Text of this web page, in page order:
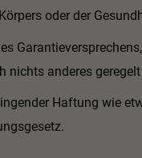
oder der
nichts anderes
Haftung wie